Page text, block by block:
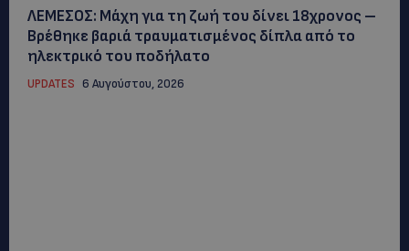
ΛΕΜΕΣΟΣ: Μάχη για τη ζωή του δίνει 18χρονος –
Βρέθηκε βαριά τραυματισμένος δίπλα από το
ηλεκτρικό του ποδήλατο
UPDATES 6 Αυγούστου, 2026